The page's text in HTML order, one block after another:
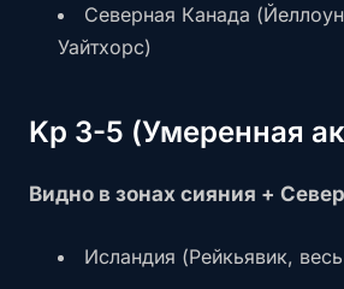
Северная Канада
Уайтхорс)
Kp 3-5 (Умеренная
Видно в зонах сияния +
Исландия (Рейкьявик,